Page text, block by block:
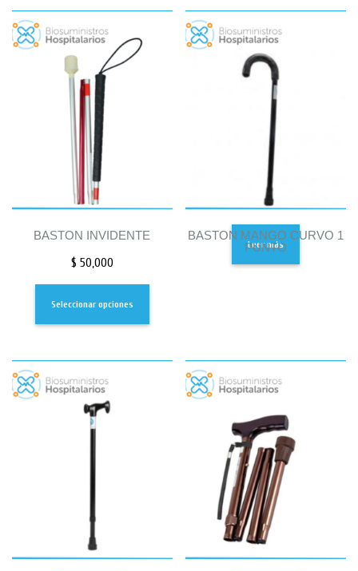
BASTON INVIDENTE
$ 50,000
Seleccionar opciones
BASTON MANGO CURVO 1
PUNTO
Leer más